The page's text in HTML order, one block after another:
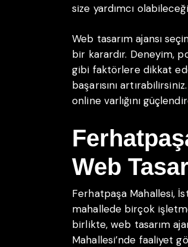
size yardımcı
Web tasarım ajansı
bir karardır. Deneyim,
gibi faktörlere dikkat
başarısını
online varlığını
Web
Ferhatpaşa Mahallesi,
mahallede birçok
birlikte, web tasarım
Mahallesi’nde faaliyet